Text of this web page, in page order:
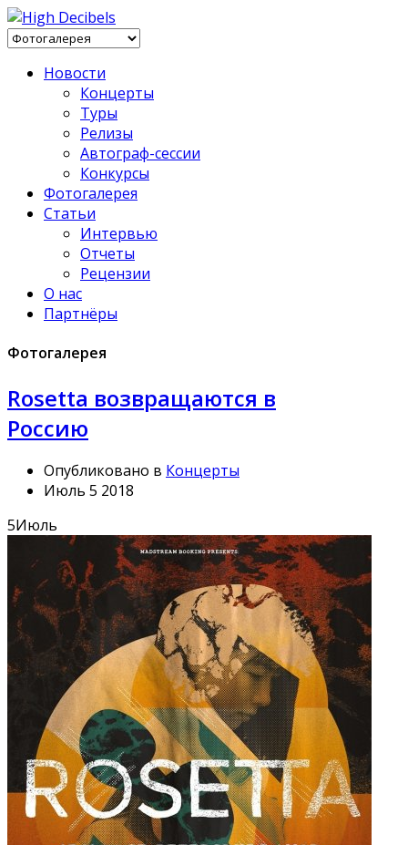
Новости
Концерты
Туры
Релизы
Автограф-сессии
Конкурсы
Фотогалерея
Статьи
Интервью
Отчеты
Рецензии
О нас
Партнёры
Фотогалерея
Rosetta возвращаются в
Россию
Опубликовано в Концерты
Июль 5 2018
5Июль